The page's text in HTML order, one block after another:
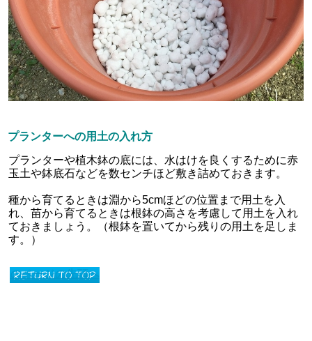
プランターへの用土の入れ方
プランターや植木鉢の底には、水はけを良くするために赤
玉土や鉢底石などを数センチほど敷き詰めておきます。
種から育てるときは淵から5cmほどの位置まで用土を入
れ、苗から育てるときは根鉢の高さを考慮して用土を入れ
ておきましょう。（根鉢を置いてから残りの用土を足しま
す。）
のページの先頭へ